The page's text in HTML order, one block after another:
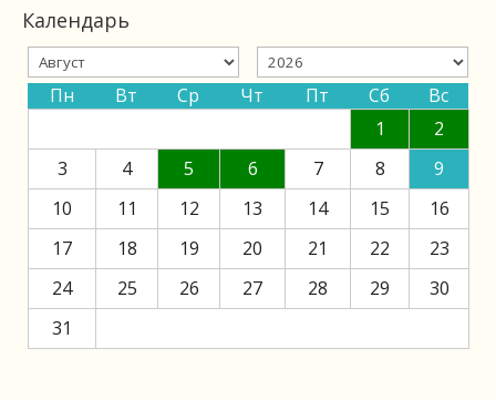
Календарь
Пн Вт Ср Чт Пт Сб
Вс
1
2
3
4 5 6 7 8
9
10
11 12 13 14 15
16
17
18 19 20 21 22
23
24
25 26 27 28 29
30
31